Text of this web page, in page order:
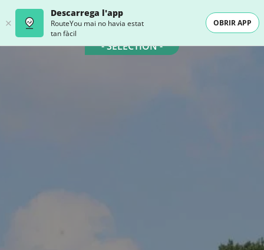
Descarrega l'app
RouteYou mai no havia estat
tan fàcil
OBRIR APP
- SELECTION -